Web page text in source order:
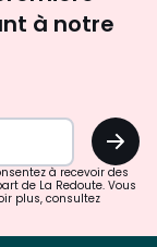
à notre
OK
à recevoir des
de La Redoute. Vous
plus, consultez